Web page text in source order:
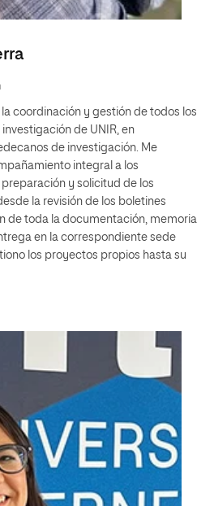
coordinación y gestión de todos los
de UNIR, en
de investigación. Me
integral a los
y solicitud de los
la revisión de los boletines
de toda la documentación, memoria
en la correspondiente sede
los proyectos propios hasta su